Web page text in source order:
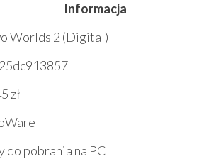
Informacja
Worlds 2 (Digital)
zł
do pobrania na PC